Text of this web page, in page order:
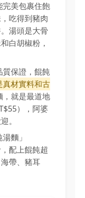
完美包裹住飽
吃得到豬肉
湯頭是大骨
白胡椒粉，
保證，餛飩
真材實料和古
，就是最道地
），阿婆
。
麵」
配上餛飩超
帶、豬耳